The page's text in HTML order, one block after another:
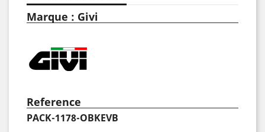
Marque : Givi
Reference
PACK-1178-OBKEVB